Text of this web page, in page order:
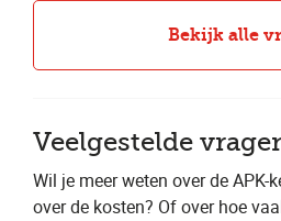
Bekijk alle
Veelgestelde
Wil je meer weten over de APK-
over de kosten? Of over hoe